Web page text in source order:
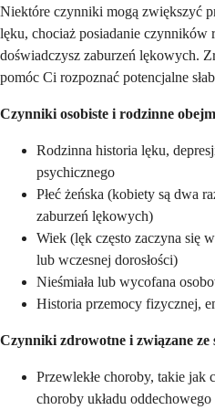
Niektóre czynniki mogą zwiększyć
lęku, chociaż posiadanie czynników
doświadczysz zaburzeń lękowych.
pomóc Ci rozpoznać potencjalne
Czynniki osobiste i rodzinne
Rodzinna historia lęku,
psychicznego
Płeć żeńska (kobiety są dwa
zaburzeń lękowych)
Wiek (lęk często zaczyna się
lub wczesnej dorosłości)
Nieśmiała lub wycofana
Historia przemocy fizycznej,
Czynniki zdrowotne i związane ze
Przewlekłe choroby, takie jak
choroby układu oddechowego